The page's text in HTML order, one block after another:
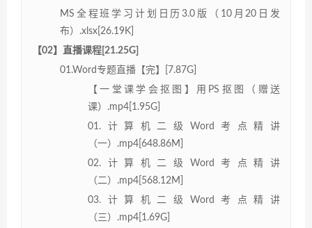
MS全程班学习计划日历3.0版（10月20日发
布）.xlsx[26.19K]
【02】直播课程[21.25G]
01.Word专题直播【完】[7.87G]
【一堂课学会抠图】用PS抠图（赠送
课）.mp4[1.95G]
01.计算机二级Word考点精讲
（一）.mp4[648.86M]
02.计算机二级Word考点精讲
（二）.mp4[568.12M]
03.计算机二级Word考点精讲
（三）.mp4[1.69G]